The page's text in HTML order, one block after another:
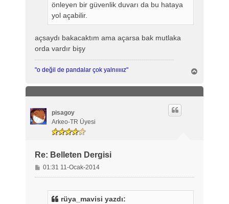
önleyen bir güvenlik duvarı da bu hataya
yol açabilir.
açsaydı bakacaktım ama açarsa bak mutlaka
orda vardır bişy
"o değil de pandalar çok yalnııııız"
ş
a
pisagoy
Arkeo-TR Üyesi
Re: Belleten Dergisi
M
e
01:31 11-Ocak-2014
rüya_mavisi yazdı: